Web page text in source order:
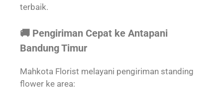
terbaik.
🚚 Pengiriman Cepat ke Antapani
Bandung Timur
Mahkota Florist melayani pengiriman standing
flower ke area: